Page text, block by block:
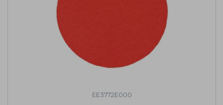
EE3772E000